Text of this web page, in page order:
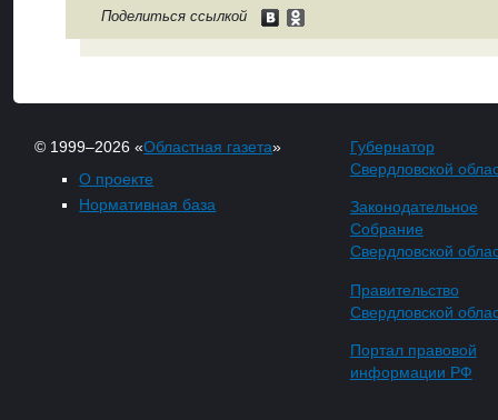
Поделиться ссылкой
© 1999–2026 «Областная газета»
О проекте
Нормативная база
Губернатор
Свердловской
Законодательное
Собрание
Свердловской
Правительство
Свердловской
Портал правовой
информации РФ